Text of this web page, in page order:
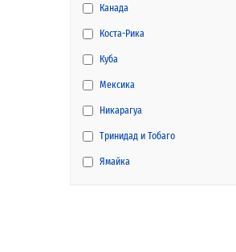
Канада
Коста-Рика
Куба
Мексика
Никарагуа
Тринидад и Тобаго
Ямайка